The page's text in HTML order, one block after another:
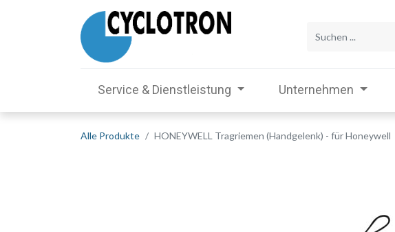
Service & Dienstleistung Unternehmen
Alle Produkte HONEYWELL Tragriemen (Handgelenk) - für Honeywell